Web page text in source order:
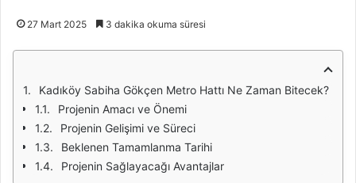
27 Mart 2025 3 dakika okuma süresi
Kadıköy Sabiha Gökçen Metro Hattı Ne Zaman Bitecek?
Projenin Amacı ve Önemi
Projenin Gelişimi ve Süreci
Beklenen Tamamlanma Tarihi
Projenin Sağlayacağı Avantajlar